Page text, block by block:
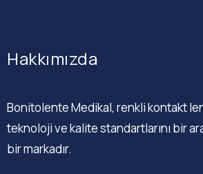
Hakkımızda
Bonitolente Medikal, renkli kontakt
teknoloji ve kalite standartlarını bir
bir markadır.